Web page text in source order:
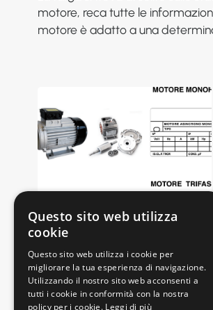
motore, reca tutte le
motore è adatto a una
Questo sito web utilizza
cookie
Questo sito web utilizza i cookie per
migliorare la tua esperienza di navigazione.
Utilizzando il nostro sito web acconsenti a
tutti i cookie in conformità con la nostra
policy per i cookie. Leggi di più